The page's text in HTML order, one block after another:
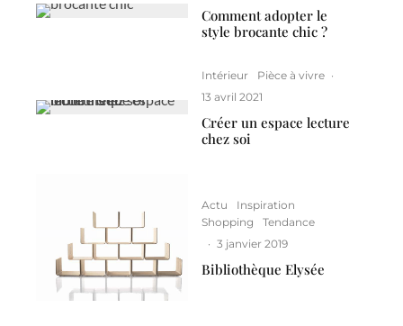
Comment adopter le
style brocante chic ?
Intérieur Pièce à vivre ·
13 avril 2021
Créer un espace lecture
chez soi
Actu
Inspiration
Shopping
Tendance
· 3 janvier 2019
Bibliothèque Elysée